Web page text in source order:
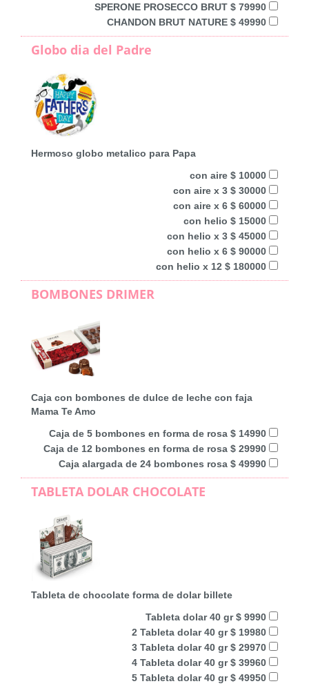
SPERONE PROSECCO BRUT $ 79990
CHANDON BRUT NATURE $ 49990
Globo dia del Padre
Hermoso globo metalico para Papa
con aire $ 10000
con aire x 3 $ 30000
con aire x 6 $ 60000
con helio $ 15000
con helio x 3 $ 45000
con helio x 6 $ 90000
con helio x 12 $ 180000
BOMBONES DRIMER
Caja con bombones de dulce de leche con faja
Mama Te Amo
Caja de 5 bombones en forma de rosa $ 14990
Caja de 12 bombones en forma de rosa $ 29990
Caja alargada de 24 bombones rosa $ 49990
TABLETA DOLAR CHOCOLATE
Tableta de chocolate forma de dolar billete
Tableta dolar 40 gr $ 9990
2 Tableta dolar 40 gr $ 19980
3 Tableta dolar 40 gr $ 29970
4 Tableta dolar 40 gr $ 39960
5 Tableta dolar 40 gr $ 49950